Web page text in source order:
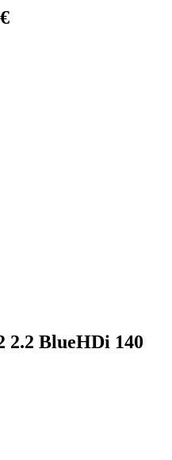
BlueHDi 140